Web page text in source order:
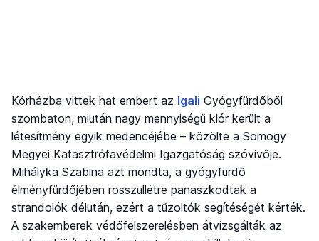
Kórházba vittek hat embert az Igali Gyógyfürdőből
szombaton, miután nagy mennyiségű klór került a
létesítmény egyik medencéjébe – közölte a Somogy
Megyei Katasztrófavédelmi Igazgatóság szóvivője.
Mihályka Szabina azt mondta, a gyógyfürdő
élményfürdőjében rosszullétre panaszkodtak a
strandolók délután, ezért a tűzoltók segítéségét kérték.
A szakemberek védőfelszerelésben átvizsgálták az